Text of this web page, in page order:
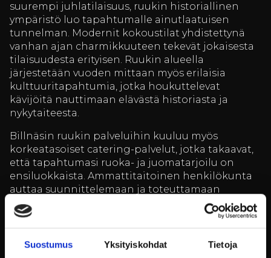
Suostumus Yksityiskohdat Tietoja
suurempi juhlatilaisuus, ruukin historiallinen
ympäristö luo tapahtumalle ainutlaatuisen
tunnelman. Modernit kokoustilat yhdistettynä
vanhan ajan charmikkuuteen tekevät jokaisesta
tilaisuudesta erityisen. Ruukin alueella
järjestetään vuoden mittaan myös erilaisia
kulttuuritapahtumia, jotka houkuttelevat
kävijöitä nauttimaan elävästä historiasta ja
nykytaiteesta.
Billnäsin ruukin palveluihin kuuluu myös
korkeatasoiset catering-palvelut, jotka takaavat,
että tapahtumasi ruoka- ja juomatarjoilu on
ensiluokkaista. Ammattitaitoinen henkilökunta
auttaa suunnittelemaan ja toteuttamaan
tapahtumat alusta loppuun saakka, varmistaen,
että jokainen yksityiskohta on huolella mietitty.
Olipa kyseessä sitten intiimi illallinen
historiallisessa ympäristössä tai suuri